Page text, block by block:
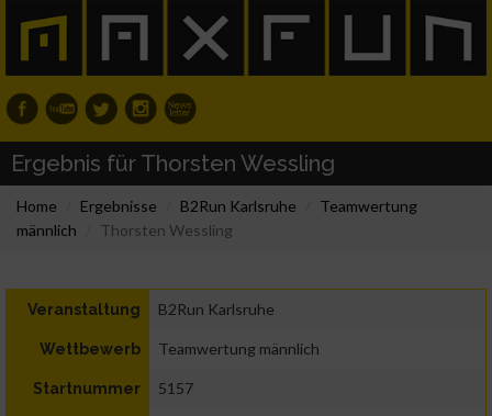
Ergebnis für Thorsten Wessling
Home Ergebnisse B2Run Karlsruhe
Teamwertung
männlich
Thorsten Wessling
Veranstaltung B2Run Karlsruhe
Wettbewerb Teamwertung männlich
Startnummer 5157